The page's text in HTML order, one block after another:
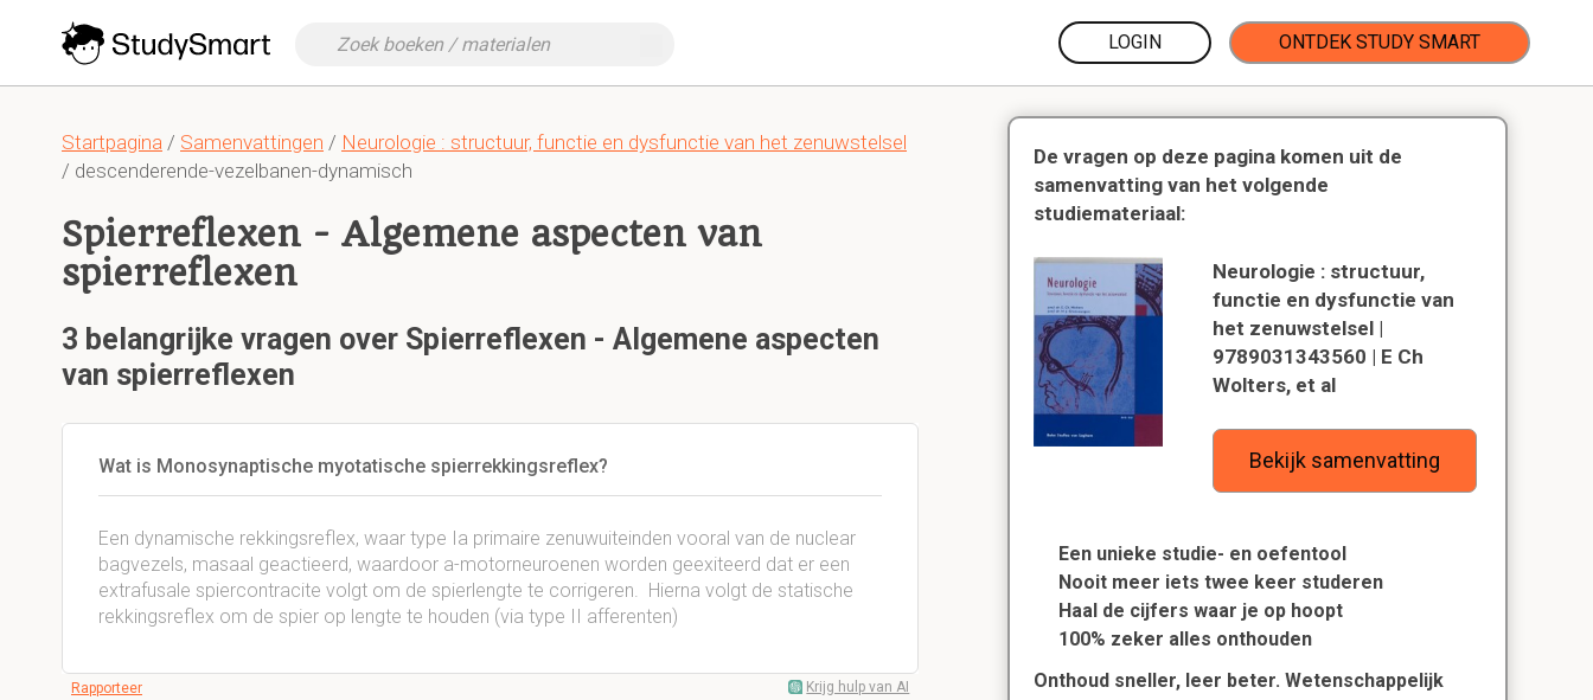
LOGIN ONTDEK STUDY SMART
Startpagina / Samenvattingen / Neurologie : structuur, functie en dysfunctie van het zenuwstelsel
/ descenderende-vezelbanen-dynamisch
Spierreflexen - Algemene aspecten van
spierreflexen
3 belangrijke vragen over Spierreflexen - Algemene aspecten
van spierreflexen
Wat is Monosynaptische myotatische spierrekkingsreflex?
Een dynamische rekkingsreflex, waar type Ia primaire zenuwuiteinden vooral van de nuclear
bagvezels, masaal geactieerd, waardoor a-motorneuroenen worden geexiteerd dat er een
extrafusale spiercontracite volgt om de spierlengte te corrigeren. Hierna volgt de statische
rekkingsreflex om de spier op lengte te houden (via type II afferenten)
Rapporteer Krijg hulp van AI
De vragen op deze pagina komen uit de
samenvatting van het volgende
studiemateriaal:
Neurologie : structuur,
functie en dysfunctie van
het zenuwstelsel |
9789031343560 | E Ch
Wolters, et al
Bekijk samenvatting
Een unieke studie- en oefentool
Nooit meer iets twee keer studeren
Haal de cijfers waar je op hoopt
100% zeker alles onthouden
Onthoud sneller, leer beter. Wetenschappelijk